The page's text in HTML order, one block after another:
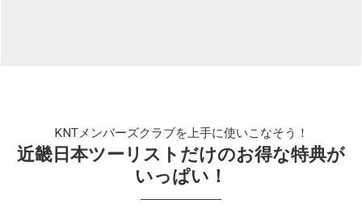
KNTメンバーズクラブを上手に使いこなそう！
近畿日本ツーリストだけのお得な特典が
いっぱい！